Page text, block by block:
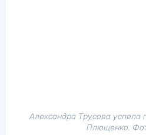
Александра Трусова успела
Плющенко.